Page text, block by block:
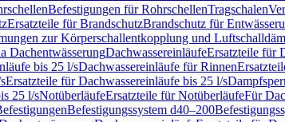
Befestigungen für RohrschellenTragschalen
Ersatzteile für BrandschutzBrandschutz für
zur Körperschallentkopplung und
DachentwässerungDachwassereinläufeErsatzteile für
bis 25 l/sDachwassereinläufe für Rinnen
Ersatzteile für Dachwassereinläufe bis 25 l/s
25 l/sNotüberläufeErsatzteile für NotüberläufeFür
Befestigungssystem d40–200